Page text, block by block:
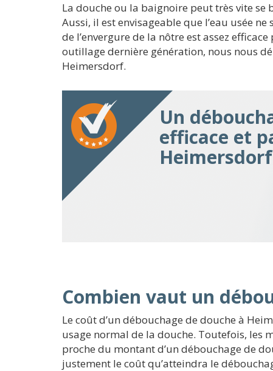
La douche ou la baignoire peut très vite se
Aussi, il est envisageable que l’eau usée
de l’envergure de la nôtre est assez
outillage dernière génération, nous nous
Heimersdorf.
Un
efficace et
Heimersdorf
Combien vaut un
Le coût d’un débouchage de douche à
usage normal de la douche. Toutefois, les
proche du montant d’un débouchage de
justement le coût qu’atteindra le